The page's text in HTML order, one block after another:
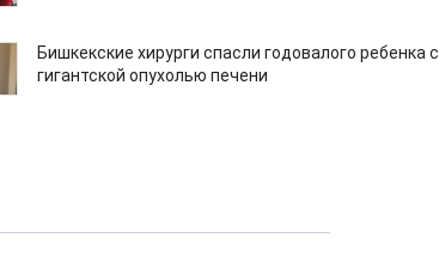
Бишкекские хирурги спасли годовалого ребенка с
гигантской опухолью печени